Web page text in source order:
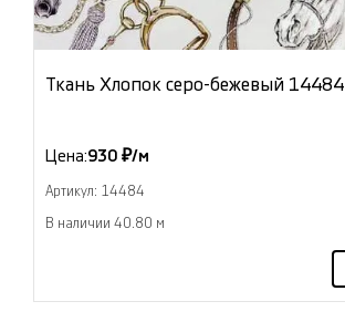
Ткань Хлопок серо-бежевый 14484
Цена:930 ₽/м
Артикул: 14484
В наличии 40.80 м